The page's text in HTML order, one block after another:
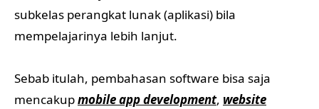
subkelas perangkat lunak (aplikasi) bila
mempelajarinya lebih lanjut.
Sebab itulah, pembahasan software bisa saja
mencakupmobile app development, website